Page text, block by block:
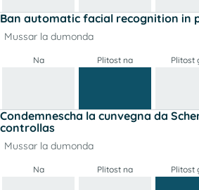
Ban automatic facial recognition in
Mussar la dumonda
Na Plitost na Plitost
Condemnescha la cunvegna da
controllas
Mussar la dumonda
Na Plitost na Plitost